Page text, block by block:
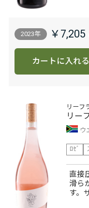
2023年 ￥7,205
カートに入れる
リーフ
リー
ウ
ﾛｾﾞ
直接
滑ら
す。